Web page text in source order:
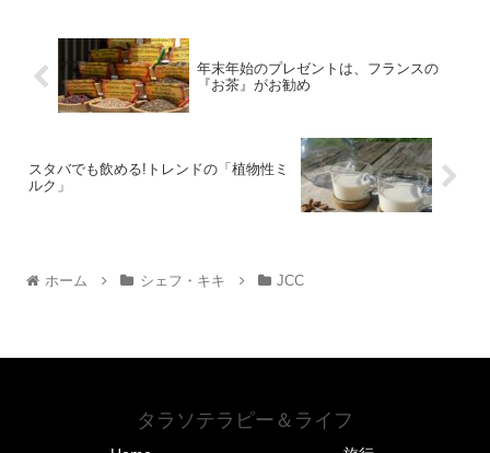
年末年始のプレゼントは、フランスの
『お茶』がお勧め
スタバでも飲める!トレンドの「植物性ミ
ルク」
ホーム シェフ・キキ JCC
タラソテラピー＆ライフ